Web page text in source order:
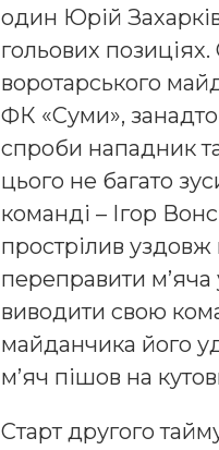
один Юрій
гольових
воротарського
ФК «Суми», занадто
спроби нападник
цього не багато
команді – Ігор
прострілив
переправити
виводити свою
майданчика його
м’яч пішов на
Старт другого